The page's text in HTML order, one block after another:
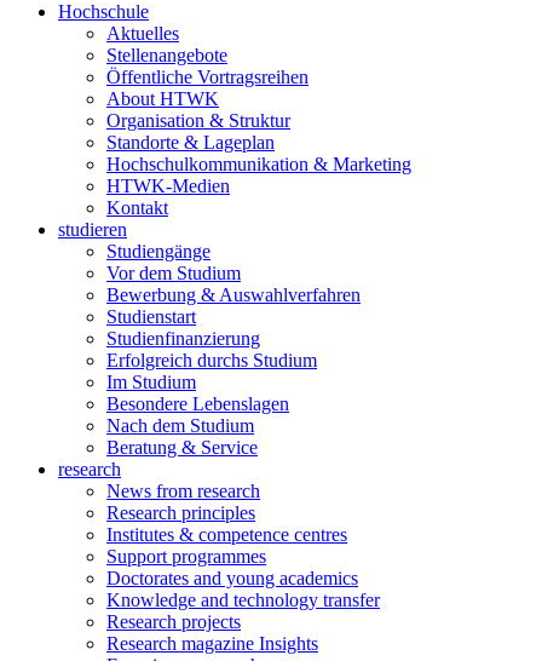
Hochschule
Aktuelles
Stellenangebote
Öffentliche Vortragsreihen
About HTWK
Organisation & Struktur
Standorte & Lageplan
Hochschulkommunikation & Marketing
HTWK-Medien
Kontakt
studieren
Studiengänge
Vor dem Studium
Bewerbung & Auswahlverfahren
Studienstart
Studienfinanzierung
Erfolgreich durchs Studium
Im Studium
Besondere Lebenslagen
Nach dem Studium
Beratung & Service
research
News from research
Research principles
Institutes & competence centres
Support programmes
Doctorates and young academics
Knowledge and technology transfer
Research projects
Research magazine Insights